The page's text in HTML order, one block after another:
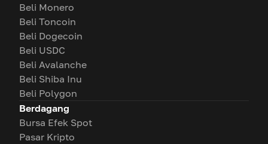
Beli Monero
Beli Toncoin
Beli Dogecoin
Beli USDC
Beli Avalanche
Beli Shiba Inu
Beli Polygon
Berdagang
Bursa Efek Spot
Pasar Kripto